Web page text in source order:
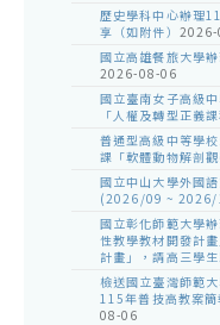
歷史學科中心辦理
享（如附件）
國立高雄餐旅大學
2026-08-06
國立臺南女子高級
「人權及轉型正義
普通型高級中等學
課「軟體動物解剖
國立中山大學外國
(2026/09 ~ 2026/
國立彰化師範大學
性教學教材開發計
計畫」，請高三學
檢送國立臺灣師範
115年普技高教案
08-06